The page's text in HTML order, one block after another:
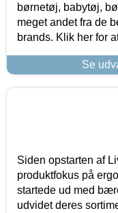
børnetøj, babytøj,
meget andet fra de
brands. Klik her for
Se
Siden opstarten af
produktfokus på
startede ud med
udvidet deres